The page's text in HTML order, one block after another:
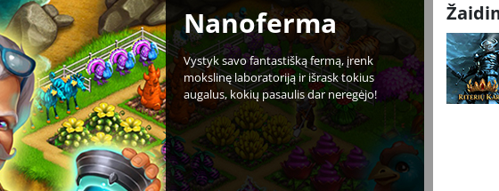
Nanoferma
Vystyk savo fantastišką fermą, įrenk
mokslinę laboratoriją ir išrask tokius
augalus, kokių pasaulis dar neregėjo!